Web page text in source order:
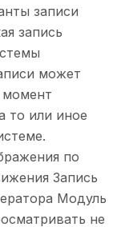
записи
запись
может
момент
то или иное
по
Запись
Модуль
не